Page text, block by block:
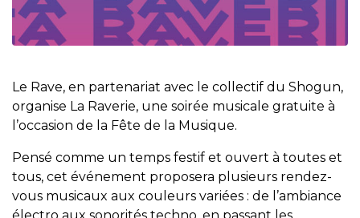
Le Rave, en partenariat avec le collectif du Shogun,
organise La Raverie, une soirée musicale gratuite à
l’occasion de la Fête de la Musique.
Pensé comme un temps festif et ouvert à toutes et
tous, cet événement proposera plusieurs rendez-
vous musicaux aux couleurs variées : de l’ambiance